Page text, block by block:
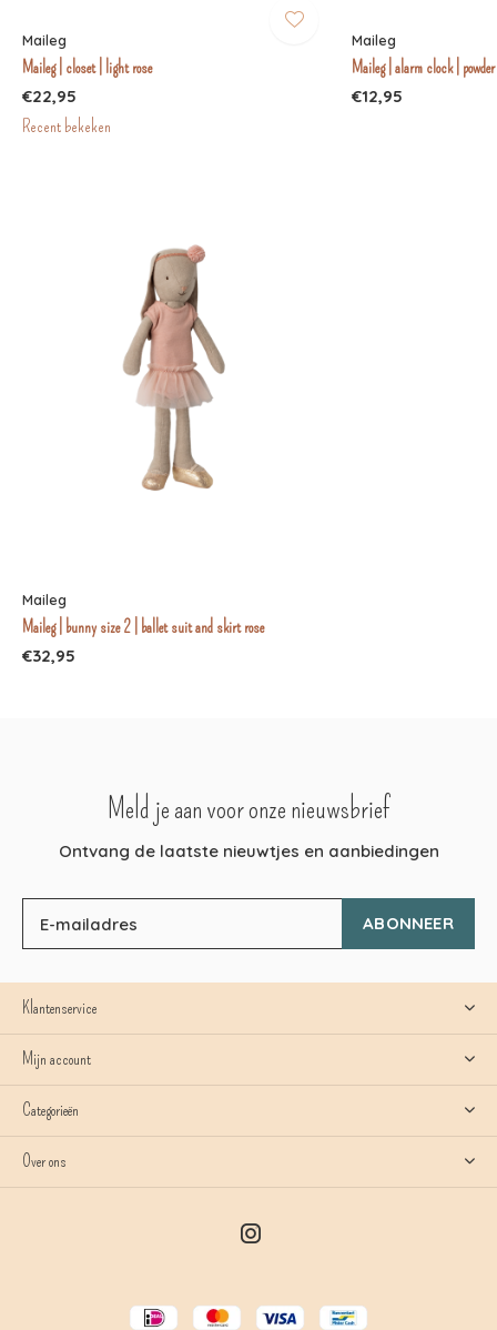
Maileg
Maileg | closet | light rose
€22,95
Maileg
Maileg | alarm clock | powder
€12,95
Recent bekeken
Maileg
Maileg | bunny size 2 | ballet suit and skirt rose
€32,95
Meld je aan voor onze nieuwsbrief
Ontvang de laatste nieuwtjes en aanbiedingen
ABONNEER
Klantenservice
Mijn account
Categorieën
Over ons